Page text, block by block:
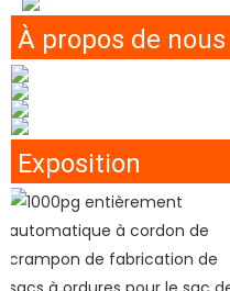
À propos de nous
Exposition